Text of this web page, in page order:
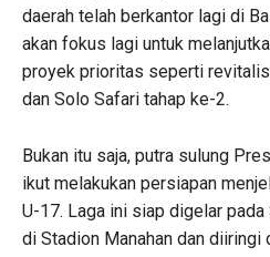
daerah telah berkantor lagi di
akan fokus lagi untuk
proyek prioritas seperti
dan Solo Safari tahap ke-2.
Bukan itu saja, putra sulung
ikut melakukan persiapan
U-17. Laga ini siap digelar
di Stadion Manahan dan diiringi